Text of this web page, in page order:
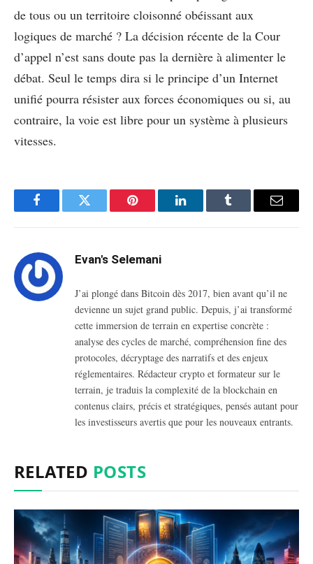
de tous ou un territoire cloisonné obéissant aux
logiques de marché ? La décision récente de la Cour
d’appel n’est sans doute pas la dernière à alimenter le
débat. Seul le temps dira si le principe d’un Internet
unifié pourra résister aux forces économiques ou si, au
contraire, la voie est libre pour un système à plusieurs
vitesses.
FacebookTwitter Pinterest LinkedInTumblr Email
Evan's Selemani
J’ai plongé dans Bitcoin dès 2017, bien avant qu’il ne
devienne un sujet grand public. Depuis, j’ai transformé
cette immersion de terrain en expertise concrète :
analyse des cycles de marché, compréhension fine des
protocoles, décryptage des narratifs et des enjeux
réglementaires. Rédacteur crypto et formateur sur le
terrain, je traduis la complexité de la blockchain en
contenus clairs, précis et stratégiques, pensés autant pour
les investisseurs avertis que pour les nouveaux entrants.
RELATED POSTS